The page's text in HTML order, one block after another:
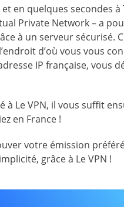
en quelques secondes
Private Network – a
à un serveur sécurisé.
d’où vous vous
IP française, vous
à Le VPN, il vous suffit
en France !
votre émission
grâce à Le VPN !